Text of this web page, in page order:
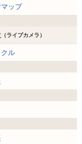
ップ
（ライブカメラ）
ル